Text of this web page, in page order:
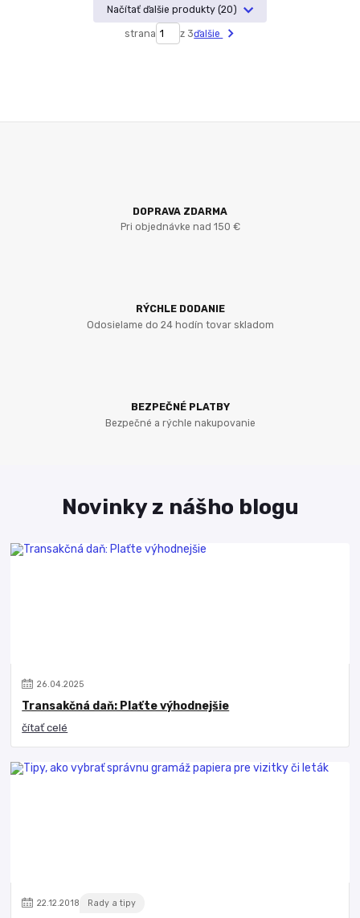
Načítať ďalšie produkty (20)
strana z 3ďalšie
DOPRAVA ZDARMA
Pri objednávke nad 150 €
RÝCHLE DODANIE
Odosielame do 24 hodín tovar skladom
BEZPEČNÉ PLATBY
Bezpečné a rýchle nakupovanie
Novinky z nášho blogu
26.04.2025
Transakčná daň: Plaťte výhodnejšie
čítať celé
22.12.2018 Rady a tipy